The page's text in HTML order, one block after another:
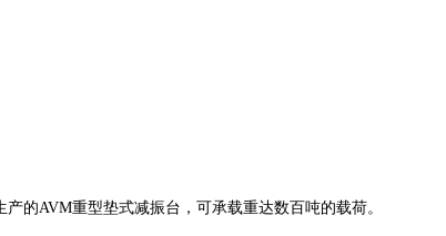
的AVM重型垫式减振台，可承载重达数百吨的载荷。